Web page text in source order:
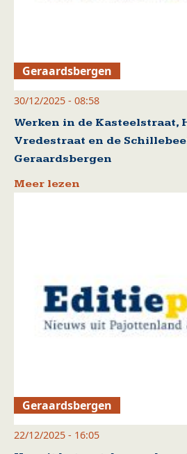
Geraardsbergen
30/12/2025 - 08:58
Werken in de Kasteelstraat,
Vredestraat en de
Geraardsbergen
Meer lezen
Geraardsbergen
22/12/2025 - 16:05